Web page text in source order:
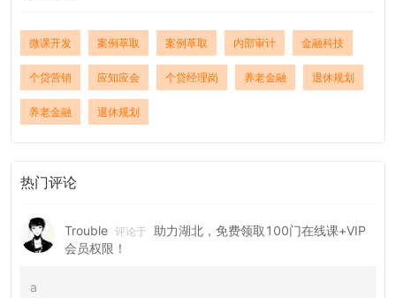
微课开发 案例萃取 案例萃取 内部审计 金融科技
个贷营销 应知应会 个贷经理岗 养老金融 退休规划
养老金融 退休规划
热门评论
Trouble 评论于
助力湖北，免费领取100门在线课+VIP
会员权限！
a